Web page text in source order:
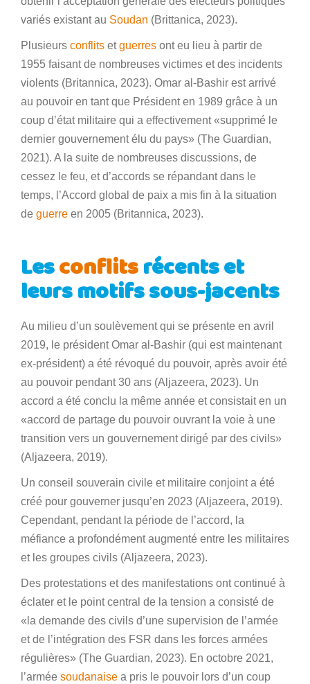
variés existant au Soudan (Brittanica, 2023).
Plusieurs conflits etguerres ont eu lieu à partir de
1955 faisant de nombreuses victimes et des incidents
violents (Britannica, 2023). Omar al-Bashir est arrivé
au pouvoir en tant que Président en 1989 grâce à un
coup d’état militaire qui a effectivement «supprimé le
dernier gouvernement élu du pays» (The Guardian,
2021). A la suite de nombreuses discussions, de
cessez le feu, et d’accords se répandant dans le
temps, l’Accord global de paix a mis fin à la situation
de guerre en 2005 (Britannica, 2023).
Lesconflitsrécents et
leurs motifs sous-jacents
Au milieu d’un soulèvement qui se présente en avril
2019, le président Omar al-Bashir (qui est maintenant
ex-président) a été révoqué du pouvoir, après avoir été
au pouvoir pendant 30 ans (Aljazeera, 2023). Un
accord a été conclu la même année et consistait en un
«accord de partage du pouvoir ouvrant la voie à une
transition vers un gouvernement dirigé par des civils»
(Aljazeera, 2019).
Un conseil souverain civile et militaire conjoint a été
créé pour gouverner jusqu’en 2023 (Aljazeera, 2019).
Cependant, pendant la période de l’accord, la
méfiance a profondément augmenté entre les militaires
et les groupes civils (Aljazeera, 2023).
Des protestations et des manifestations ont continué à
éclater et le point central de la tension a consisté de
«la demande des civils d’une supervision de l’armée
et de l’intégration des FSR dans les forces armées
régulières» (The Guardian, 2023). En octobre 2021,
l’armée soudanaise a pris le pouvoir lors d’un coup